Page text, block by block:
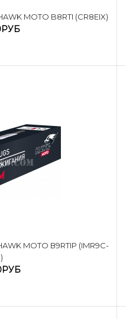
MOTO B8RTI (CR8EIX)
MOTO В9RTIP (IMR9C-